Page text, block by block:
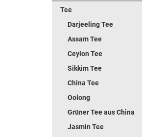
Tee
Darjeeling Tee
Assam Tee
Ceylon Tee
Sikkim Tee
China Tee
Oolong
Grüner Tee aus China
Jasmin Tee